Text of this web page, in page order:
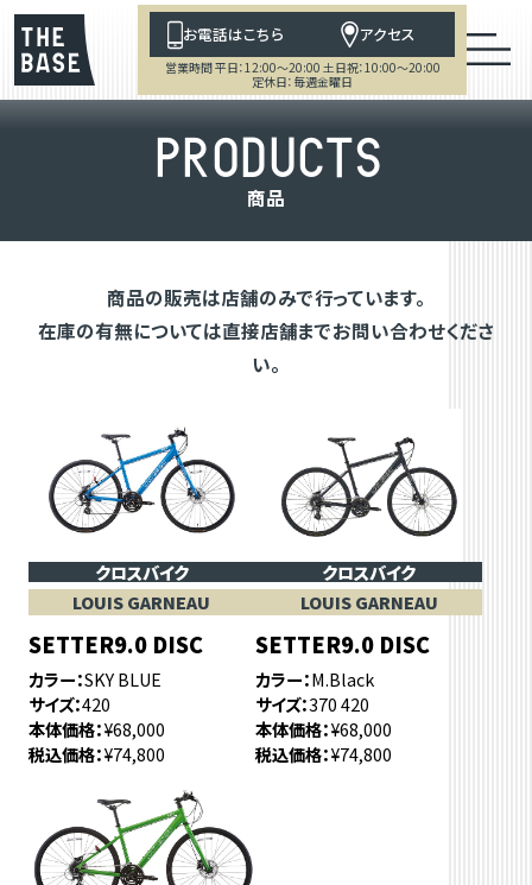
お電話はこちら アクセス
営業時間 平日：12:00～20:00 土日祝：10:00～20:00
定休日：毎週金曜日
PRODUCTS
商品
商品の販売は店舗のみで行っています。
在庫の有無については直接店舗までお問い合わせくださ
い。
クロスバイク
LOUIS GARNEAU
SETTER9.0 DISC
カラー SKY BLUE
サイズ 420
本体価格 ¥68,000
税込価格 ¥74,800
クロスバイク
LOUIS GARNEAU
SETTER9.0 DISC
カラー M.Black
サイズ 370 420
本体価格 ¥68,000
税込価格 ¥74,800